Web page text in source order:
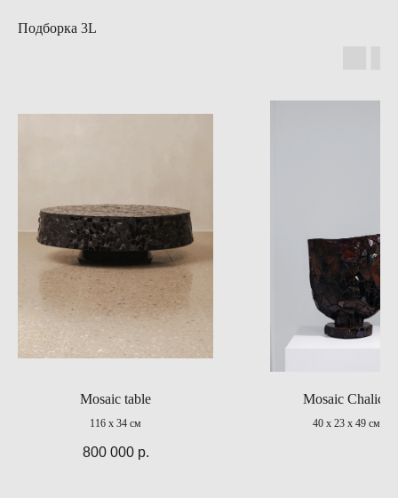
Подборка 3L
Mosaic table
116 х 34 cм
800 000 р.
Mosaic Chalice
40 х 23 х 49 см